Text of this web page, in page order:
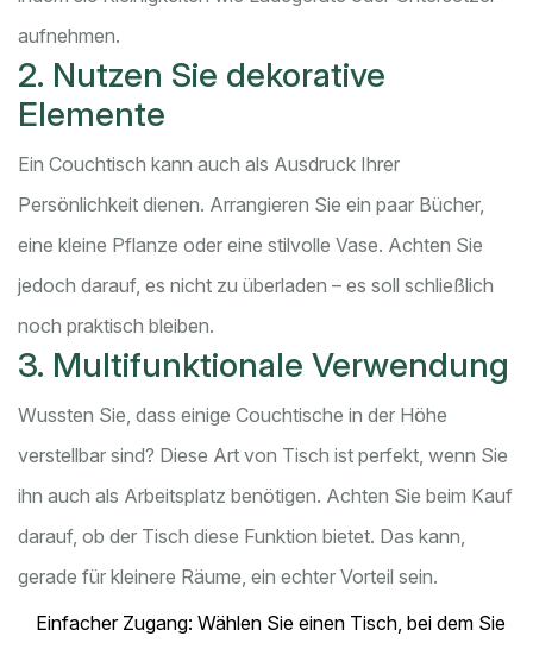
aufnehmen.
2. Nutzen Sie dekorative
Elemente
Ein Couchtisch kann auch als Ausdruck Ihrer
Persönlichkeit dienen. Arrangieren Sie ein paar Bücher,
eine kleine Pflanze oder eine stilvolle Vase. Achten Sie
jedoch darauf, es nicht zu überladen – es soll schließlich
noch praktisch bleiben.
3. Multifunktionale Verwendung
Wussten Sie, dass einige Couchtische in der Höhe
verstellbar sind? Diese Art von Tisch ist perfekt, wenn Sie
ihn auch als Arbeitsplatz benötigen. Achten Sie beim Kauf
darauf, ob der Tisch diese Funktion bietet. Das kann,
gerade für kleinere Räume, ein echter Vorteil sein.
Einfacher Zugang: Wählen Sie einen Tisch, bei dem Sie